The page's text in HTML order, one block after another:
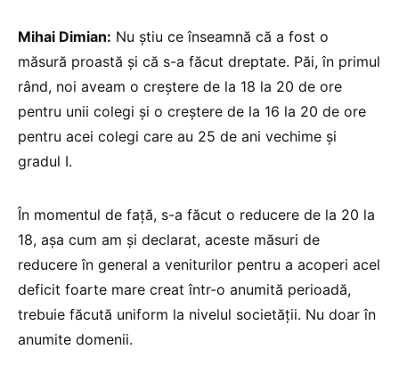
Mihai Dimian: Nu știu ce înseamnă că a fost o
măsură proastă și că s-a făcut dreptate. Păi, în primul
rând, noi aveam o creștere de la 18 la 20 de ore
pentru unii colegi și o creștere de la 16 la 20 de ore
pentru acei colegi care au 25 de ani vechime și
gradul I.
În momentul de față, s-a făcut o reducere de la 20 la
18, așa cum am și declarat, aceste măsuri de
reducere în general a veniturilor pentru a acoperi acel
deficit foarte mare creat într-o anumită perioadă,
trebuie făcută uniform la nivelul societății. Nu doar în
anumite domenii.